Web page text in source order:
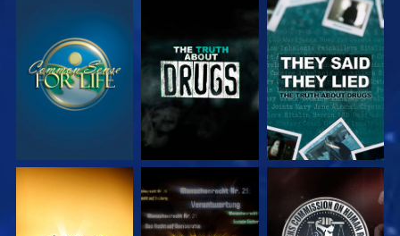
ANSEHEN ANSEHEN ANSEHEN
ANSEHEN ANSEHEN ANSEHEN